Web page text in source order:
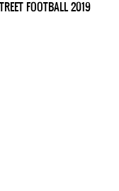
FOOTBALL 2019